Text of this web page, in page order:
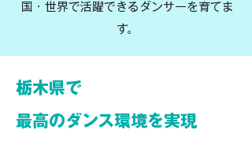
国・世界で活躍できるダンサーを育てま
す。
栃木県で
最高のダンス環境を実現